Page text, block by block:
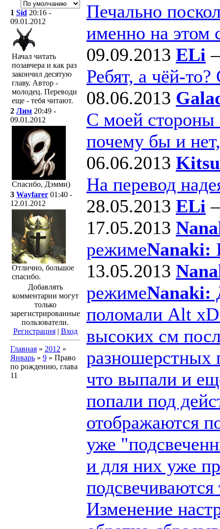
1 Sid 20:16 -
09.01.2012
Начал читать
позавчера и как раз
закончил десятую
главу. Автор -
молодец. Переводи
еще - тебя читают.
2 Лим 20:49 -
09.01.2012
Спасибо, Дэмми)
3 Wayfarer 01:40 -
12.01.2012
Отлично, большое
спасибо.
Добавлять
комментарии могут
только
зарегистрированные
пользователи.
Регистрация| Вход
Главная » 2012 »
Январь » 9 » Право
по рождению, глава
11
Печально
именно на этом
09.09.2013 ELi
Ребят, а чёй-
08.06.2013
С моей стороны
почему бы и
06.06.2013
На перевод
28.05.2013 ELi
17.05.2013
режимеNanaki:
13.05.2013
режимеNanaki:
поломали Alt
высоких см
разношерстных
что выпали и
попали под
отображаются
уже
и для них уже
Изменение